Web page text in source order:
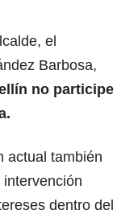
el
Barbosa,
no participe
actual también
dentro del